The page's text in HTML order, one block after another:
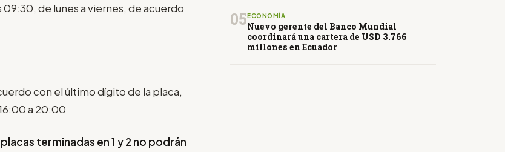
de lunes a viernes, de acuerdo
con el último dígito de la placa,
a 20:00
terminadas en 1 y 2 no podrán
05 ECONOMÍA
Nuevo gerente del Banco Mundial
coordinará una cartera de USD 3.766
millones en Ecuador